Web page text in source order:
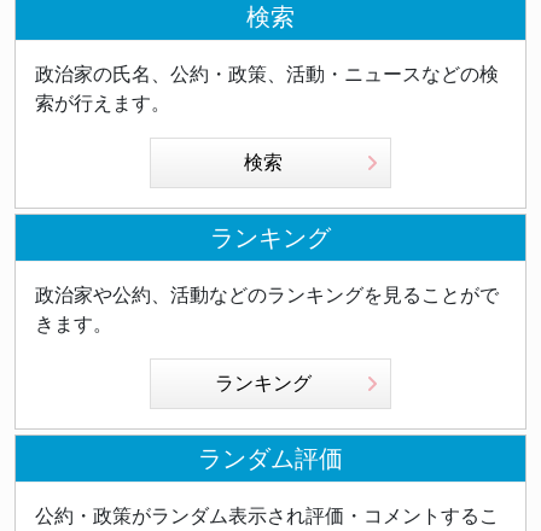
検索
政治家の氏名、公約・政策、活動・ニュースなどの検
索が行えます。
検索
ランキング
政治家や公約、活動などのランキングを見ることがで
きます。
ランキング
ランダム評価
公約・政策がランダム表示され評価・コメントするこ